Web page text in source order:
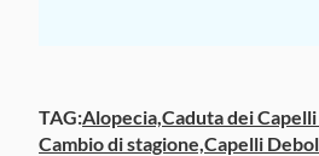
TAG:Alopecia,Caduta dei
Cambio di stagione,Capelli